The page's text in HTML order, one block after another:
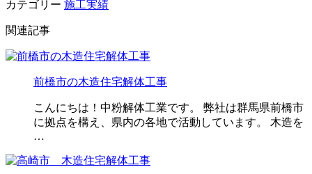
カテゴリー 施工実績
関連記事
前橋市の木造住宅解体工事
こんにちは！中粉解体工業です。 弊社は群馬県前橋市
に拠点を構え、県内の各地で活動しています。 木造を
…